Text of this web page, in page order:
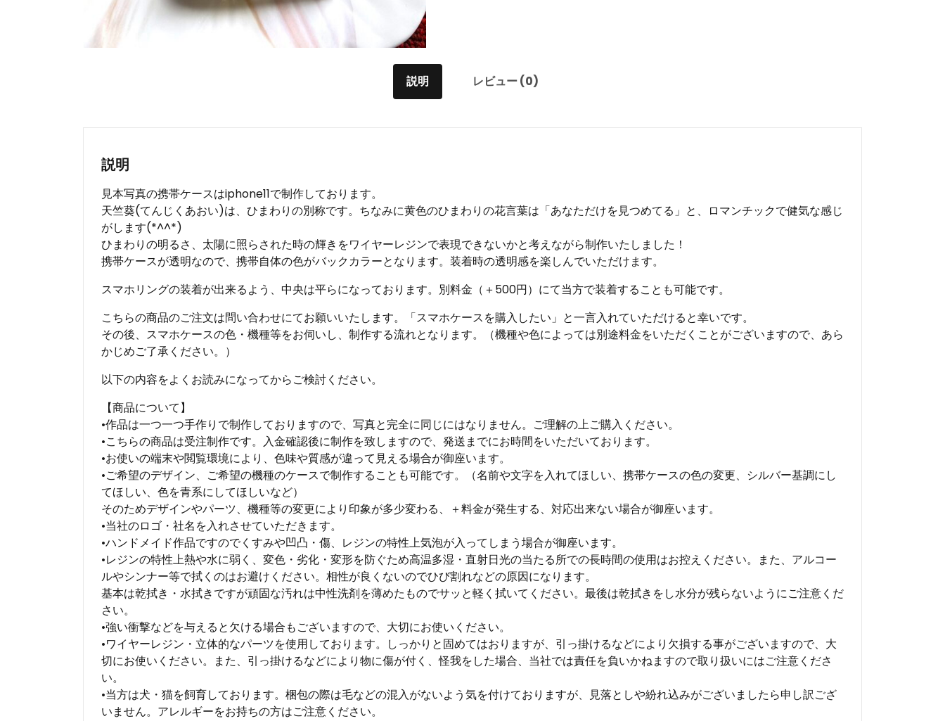
説明 レビュー (0)
説明
見本写真の携帯ケースはiphone11で制作しております。
天竺葵(てんじくあおい)は、ひまわりの別称です。ちなみに黄色のひまわりの花言葉は「あなただけを見つめてる」と、ロマンチックで健気な感じ
がします(*^^*)
ひまわりの明るさ、太陽に照らされた時の輝きをワイヤーレジンで表現できないかと考えながら制作いたしました！
携帯ケースが透明なので、携帯自体の色がバックカラーとなります。装着時の透明感を楽しんでいただけます。
スマホリングの装着が出来るよう、中央は平らになっております。別料金（＋500円）にて当方で装着することも可能です。
こちらの商品のご注文は問い合わせにてお願いいたします。「スマホケースを購入したい」と一言入れていただけると幸いです。
その後、スマホケースの色・機種等をお伺いし、制作する流れとなります。（機種や色によっては別途料金をいただくことがございますので、あら
かじめご了承ください。）
以下の内容をよくお読みになってからご検討ください。
【商品について】
•作品は一つ一つ手作りで制作しておりますので、写真と完全に同じにはなりません。ご理解の上ご購入ください。
•こちらの商品は受注制作です。入金確認後に制作を致しますので、発送までにお時間をいただいております。
•お使いの端末や閲覧環境により、色味や質感が違って見える場合が御座います。
•ご希望のデザイン、ご希望の機種のケースで制作することも可能です。（名前や文字を入れてほしい、携帯ケースの色の変更、シルバー基調にし
てほしい、色を青系にしてほしいなど）
そのためデザインやパーツ、機種等の変更により印象が多少変わる、＋料金が発生する、対応出来ない場合が御座います。
•当社のロゴ・社名を入れさせていただきます。
•ハンドメイド作品ですのでくすみや凹凸・傷、レジンの特性上気泡が入ってしまう場合が御座います。
•レジンの特性上熱や水に弱く、変色・劣化・変形を防ぐため高温多湿・直射日光の当たる所での長時間の使用はお控えください。また、アルコー
ルやシンナー等で拭くのはお避けください。相性が良くないのでひび割れなどの原因になります。
基本は乾拭き・水拭きですが頑固な汚れは中性洗剤を薄めたものでサッと軽く拭いてください。最後は乾拭きをし水分が残らないようにご注意くだ
さい。
•強い衝撃などを与えると欠ける場合もございますので、大切にお使いください。
•ワイヤーレジン・立体的なパーツを使用しております。しっかりと固めてはおりますが、引っ掛けるなどにより欠損する事がございますので、大
切にお使いください。また、引っ掛けるなどにより物に傷が付く、怪我をした場合、当社では責任を負いかねますので取り扱いにはご注意くださ
い。
•当方は犬・猫を飼育しております。梱包の際は毛などの混入がないよう気を付けておりますが、見落としや紛れ込みがございましたら申し訳ござ
いません。アレルギーをお持ちの方はご注意ください。